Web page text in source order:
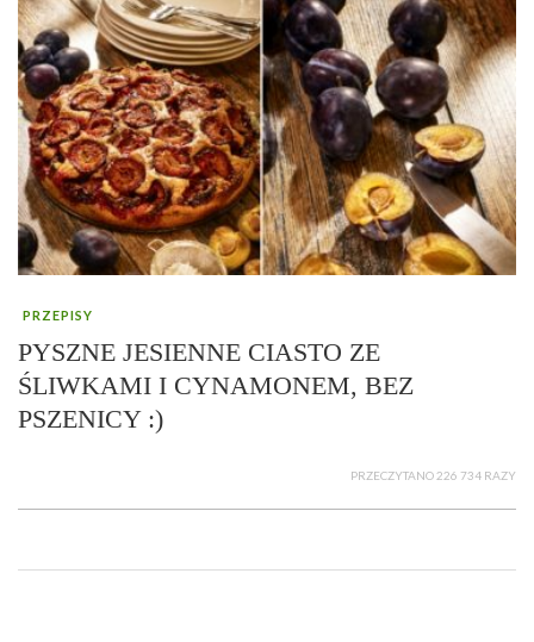
PRZEPISY
PYSZNE JESIENNE CIASTO ZE
ŚLIWKAMI I CYNAMONEM, BEZ
PSZENICY :)
PRZECZYTANO 226 734 RAZY